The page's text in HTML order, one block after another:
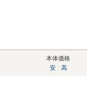
本体価格
安
高